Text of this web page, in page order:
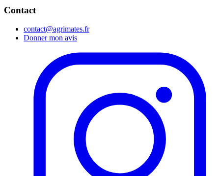
Contact
contact@agrimates.fr
Donner mon avis